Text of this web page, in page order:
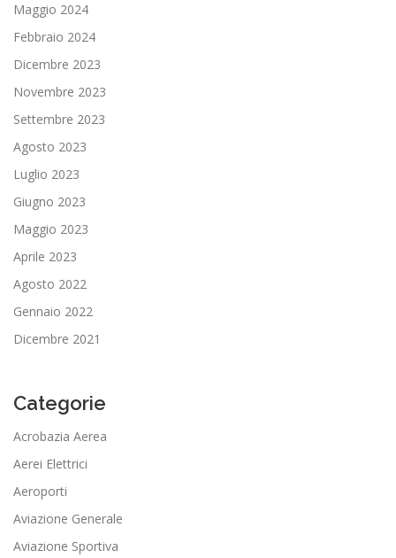
Maggio 2024
Febbraio 2024
Dicembre 2023
Novembre 2023
Settembre 2023
Agosto 2023
Luglio 2023
Giugno 2023
Maggio 2023
Aprile 2023
Agosto 2022
Gennaio 2022
Dicembre 2021
Categorie
Acrobazia Aerea
Aerei Elettrici
Aeroporti
Aviazione Generale
Aviazione Sportiva